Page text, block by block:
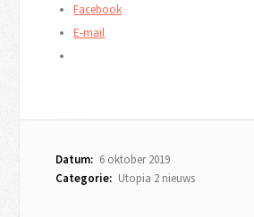
Facebook
E-mail
Datum: 6 oktober 2019
Categorie: Utopia 2 nieuws